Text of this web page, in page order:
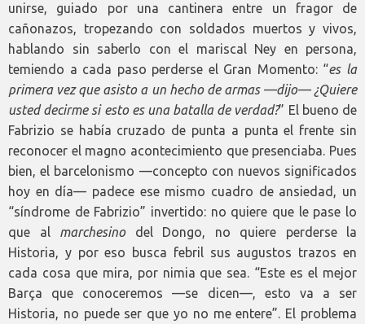
unirse, guiado por una cantinera entre un fragor de
cañonazos, tropezando con soldados muertos y vivos,
hablando sin saberlo con el mariscal Ney en persona,
temiendo a cada paso perderse el Gran Momento: “es la
primera vez que asisto a un hecho de armas —dijo— ¿Quiere
usted decirme si esto es una batalla de verdad?” El bueno de
Fabrizio se había cruzado de punta a punta el frente sin
reconocer el magno acontecimiento que presenciaba. Pues
bien, el barcelonismo —concepto con nuevos significados
hoy en día— padece ese mismo cuadro de ansiedad, un
“síndrome de Fabrizio” invertido: no quiere que le pase lo
que al marchesinodel Dongo, no quiere perderse la
Historia, y por eso busca febril sus augustos trazos en
cada cosa que mira, por nimia que sea. “Este es el mejor
Barça que conoceremos —se dicen—, esto va a ser
Historia, no puede ser que yo no me entere”. El problema